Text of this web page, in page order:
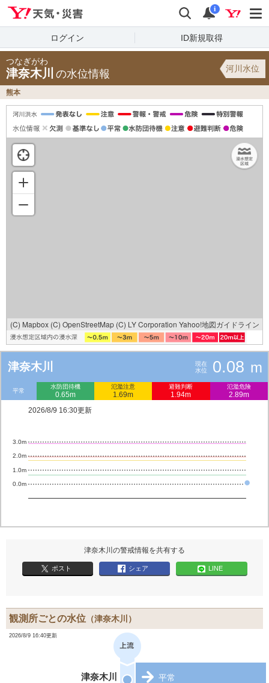
検索 通知
i
ログイン ID新規取得
つなぎがわ
津奈木川 の水位情報 河川水位
熊本
(C) Mapbox (C) OpenStreetMap (C) LY Corporation Yahoo!地図ガイドライン
津奈木川
現在
水位
0.08 m
平常
水防団待機
0.65m
氾濫注意
1.69m
避難判断
1.94m
氾濫危険
2.89m
2026/8/9 16:30更新
0.0m
1.0m
2.0m
3.0m
津奈木川の警戒情報を共有する
ポスト シェア LINE
観測所ごとの水位 （津奈木川）
2026/8/9 16:40更新
津奈木川 平常